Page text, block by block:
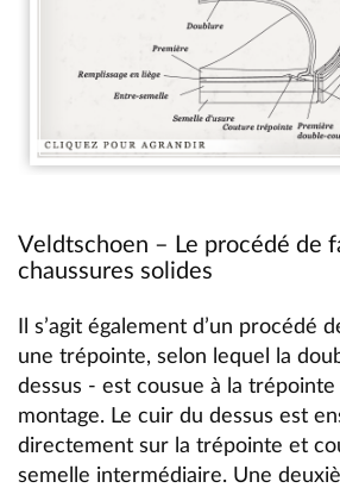
Veldtschoen – Le procédé de
chaussures solides
Il s’agit également d’un procédé
une trépointe, selon lequel la
dessus - est cousue à la
montage. Le cuir du dessus est
directement sur la trépointe et
semelle intermédiaire. Une